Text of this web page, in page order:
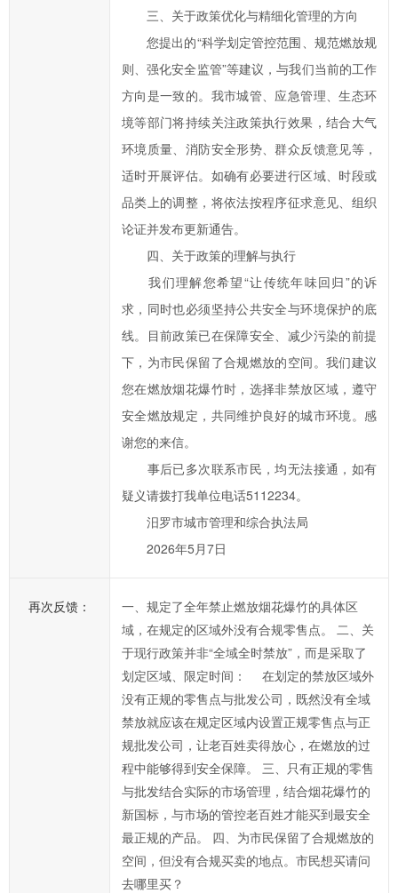
将
三、关于政策优化与精细化管理的方向
您提出的“科学划定管控范围、规范燃放规
则、强化安全监管”等建议，与我们当前的工作
方向是一致的。我市城管、应急管理、生态环
境等部门将持续关注政策执行效果，结合大气
环境质量、消防安全形势、群众反馈意见等，
适时开展评估。如确有必要进行区域、时段或
品类上的调整，将依法按程序征求意见、组织
论证并发布更新通告。
四、关于政策的理解与执行
我们理解您希望“让传统年味回归”的诉
求，同时也必须坚持公共安全与环境保护的底
线。目前政策已在保障安全、减少污染的前提
下，为市民保留了合规燃放的空间。我们建议
您在燃放烟花爆竹时，选择非禁放区域，遵守
安全燃放规定，共同维护良好的城市环境。感
谢您的来信。
事后已多次联系市民，均无法接通，如有
疑义请拨打我单位电话5112234。
汨罗市城市管理和综合执法局
2026年5月7日
再次反馈：
一、规定了全年禁止燃放烟花爆竹的具体区
域，在规定的区域外没有合规零售点。 二、关
于现行政策并非“全域全时禁放”，而是采取了
划定区域、限定时间： 在划定的禁放区域外
没有正规的零售点与批发公司，既然没有全域
禁放就应该在规定区域内设置正规零售点与正
规批发公司，让老百姓卖得放心，在燃放的过
程中能够得到安全保障。 三、只有正规的零售
与批发结合实际的市场管理，结合烟花爆竹的
新国标，与市场的管控老百姓才能买到最安全
最正规的产品。 四、为市民保留了合规燃放的
空间，但没有合规买卖的地点。市民想买请问
去哪里买？